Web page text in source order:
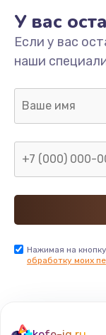
У вас
Если у вас
наши
Нажимая на
обработку моих